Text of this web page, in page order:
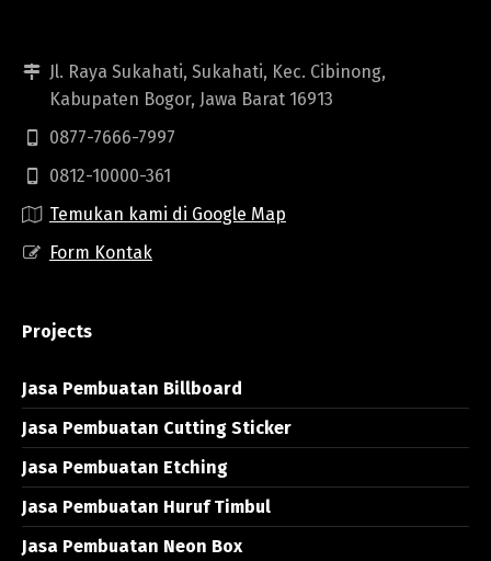
Jl. Raya Sukahati, Sukahati, Kec. Cibinong,
Kabupaten Bogor, Jawa Barat 16913
0877-7666-7997
0812-10000-361
Temukan kami di Google Map
Form Kontak
Projects
Jasa Pembuatan Billboard
Jasa Pembuatan Cutting Sticker
Jasa Pembuatan Etching
Jasa Pembuatan Huruf Timbul
Jasa Pembuatan Neon Box